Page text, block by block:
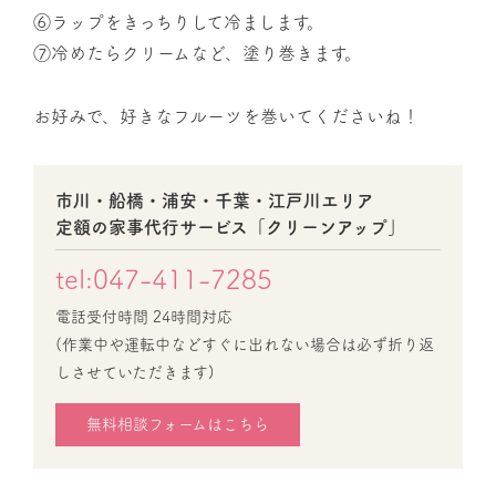
⑥ラップをきっちりして冷まします。
⑦冷めたらクリームなど、塗り巻きます。
お好みで、好きなフルーツを巻いてくださいね！
市川・船橋・浦安・千葉・江戸川エリア
定額の家事代行サービス「クリーンアップ」
tel:047-411-7285
電話受付時間 24時間対応
(作業中や運転中などすぐに出れない場合は必ず折り返
しさせていただきます)
無料相談フォームはこちら